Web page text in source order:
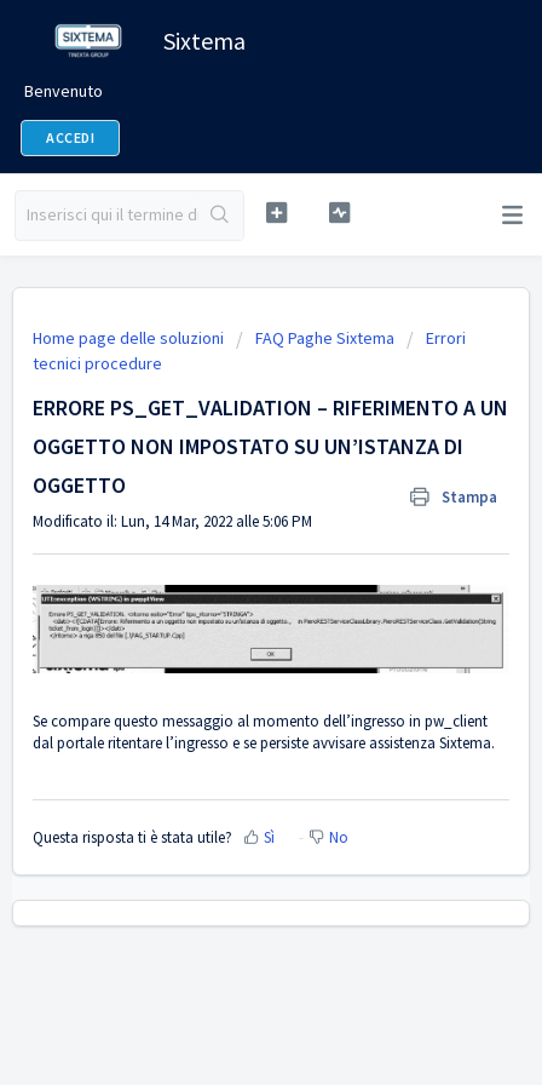
Sixtema
Benvenuto
ACCEDI
Home page delle soluzioni FAQ Paghe Sixtema
Errori
tecnici procedure
ERRORE PS_GET_VALIDATION – RIFERIMENTO A UN
OGGETTO NON IMPOSTATO SU UN’ISTANZA DI
OGGETTO
Stampa
Modificato il: Lun, 14 Mar, 2022 alle 5:06 PM
Se compare questo messaggio al momento dell’ingresso in pw_client
dal portale ritentare l’ingresso e se persiste avvisare assistenza Sixtema.
Questa risposta ti è stata utile? Sì No